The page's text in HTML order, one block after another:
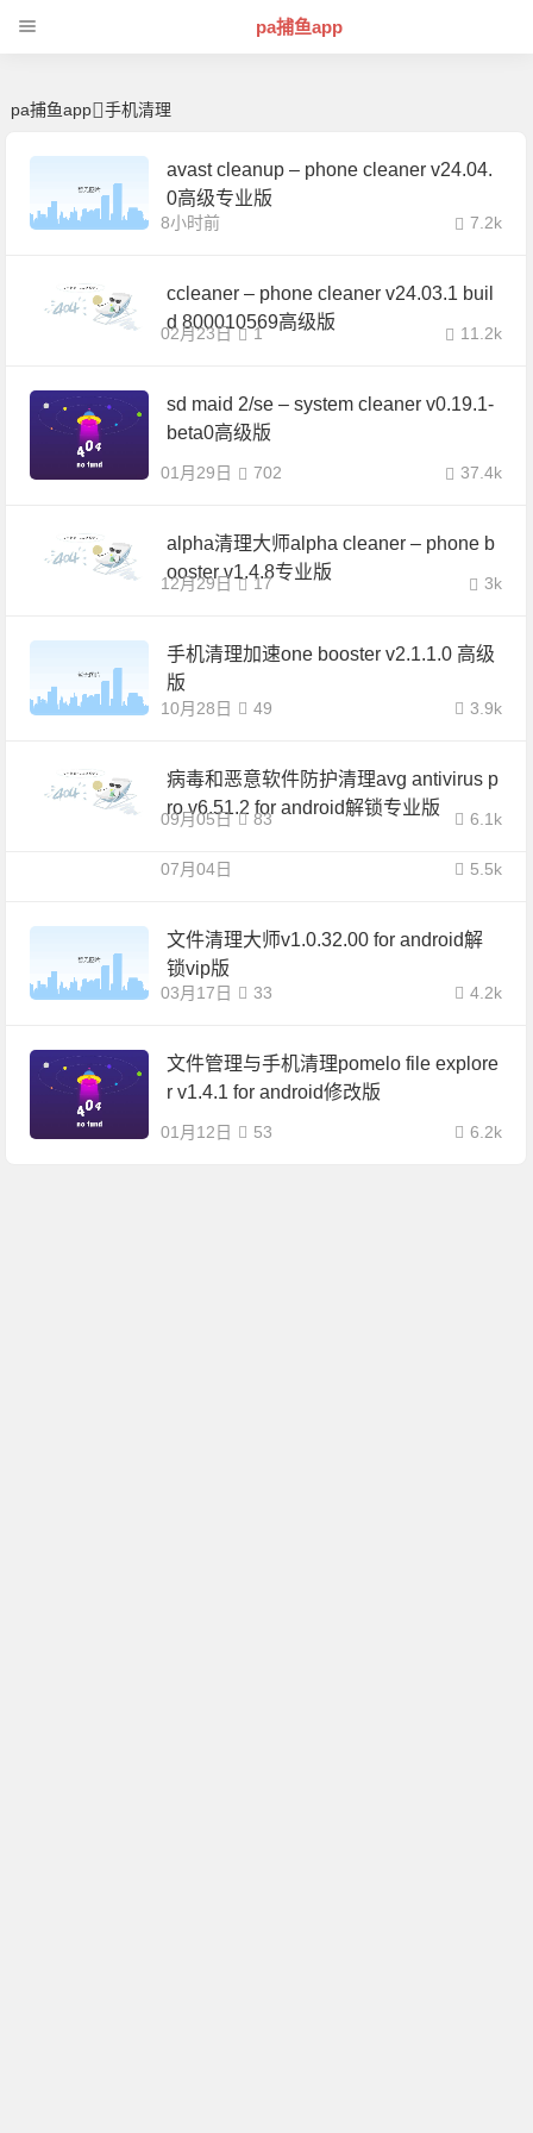
pa捕鱼app
pa捕鱼app 手机清理
avast cleanup – phone cleaner v24.04.
0高级专业版
8小时前 7.2k
ccleaner – phone cleaner v24.03.1 buil
d 800010569高级版
02月23日 11.2k
1
sd maid 2/se – system cleaner v0.19.1-
beta0高级版
01月29日 37.4k
702
alpha清理大师alpha cleaner – phone b
ooster v1.4.8专业版
12月29日 3k
17
手机清理加速one booster v2.1.1.0 高级
版
10月28日 3.9k
49
病毒和恶意软件防护清理avg antivirus p
ro v6.51.2 for android解锁专业版
09月05日 6.1k
83
07月04日 5.5k
文件清理大师v1.0.32.00 for android解
锁vip版
03月17日 4.2k
33
文件管理与手机清理pomelo file explore
r v1.4.1 for android修改版
01月12日 6.2k
53